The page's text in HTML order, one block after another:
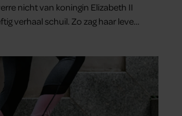
nicht van koningin Elizabeth II
verhaal schuil. Zo zag haar leven